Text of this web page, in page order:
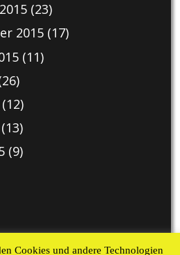
(23)
2015(17)
(11)
(9)
Cookies und andere Technologien